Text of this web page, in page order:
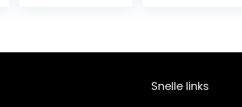
Woonaccessoir
Snelle links